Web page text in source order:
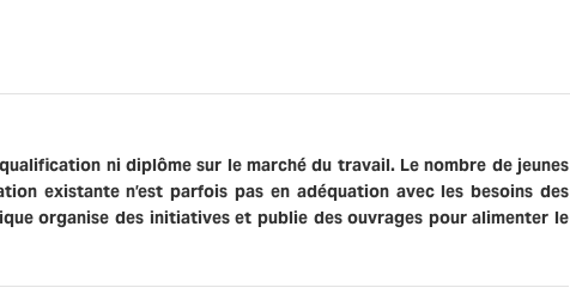
ni diplôme sur le marché du travail. Le nombre de jeunes
existante n’est parfois pas en adéquation avec les besoins des
organise des initiatives et publie des ouvrages pour alimenter le